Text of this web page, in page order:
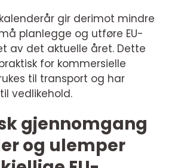
gir derimot mindre
planlegge og utføre EU-
av det aktuelle året. Dette
for kommersielle
til transport og har
vedlikehold.
gjennomgang
og ulemper